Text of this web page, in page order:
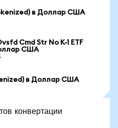
в Доллар США
Cmd Str No K-1 ETF
США
в Доллар США
конвертации